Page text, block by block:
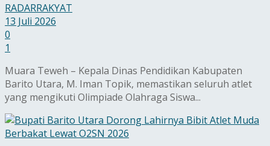
RADARRAKYAT
13 Juli 2026
0
1
Muara Teweh – Kepala Dinas Pendidikan Kabupaten
Barito Utara, M. Iman Topik, memastikan seluruh atlet
yang mengikuti Olimpiade Olahraga Siswa...